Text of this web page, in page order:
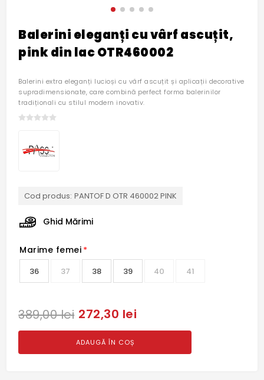
Balerini eleganți cu vârf ascuțit,
pink din lac OTR460002
Balerini extra eleganți lucioși cu vârf ascuțit și aplicații decorative
supradimensionate, care combină perfect forma balerinilor
tradiționali cu stilul modern inovativ.
Cod produs: PANTOF D OTR 460002 PINK
Ghid Mărimi
Marime femei *
36 37 38 39 40 41
389,00 lei 272,30 lei
ADAUGĂ ÎN COȘ